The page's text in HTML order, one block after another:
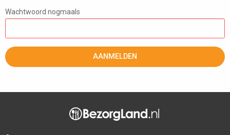
Wachtwoord nogmaals
AANMELDEN